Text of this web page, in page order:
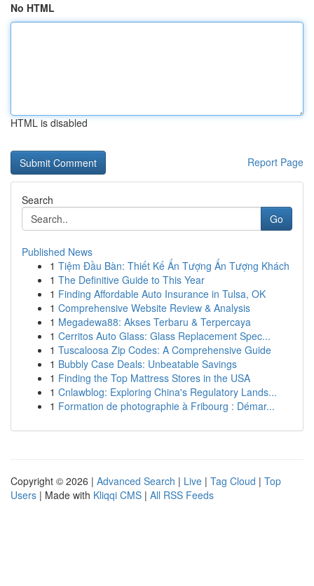
No HTML
HTML is disabled
Report Page
Search
Go
Published News
1 Tiệm Đầu Bàn: Thiết Kế Ấn Tượng Ấn Tượng Khách
1 The Definitive Guide to This Year
1 Finding Affordable Auto Insurance in Tulsa, OK
1 Comprehensive Website Review & Analysis
1 Megadewa88: Akses Terbaru & Terpercaya
1 Cerritos Auto Glass: Glass Replacement Spec...
1 Tuscaloosa Zip Codes: A Comprehensive Guide
1 Bubbly Case Deals: Unbeatable Savings
1 Finding the Top Mattress Stores in the USA
1 Cnlawblog: Exploring China's Regulatory Lands...
1 Formation de photographie à Fribourg : Démar...
Copyright © 2026 | Advanced Search | Live | Tag Cloud | Top
Users | Made with Kliqqi CMS | All RSS Feeds